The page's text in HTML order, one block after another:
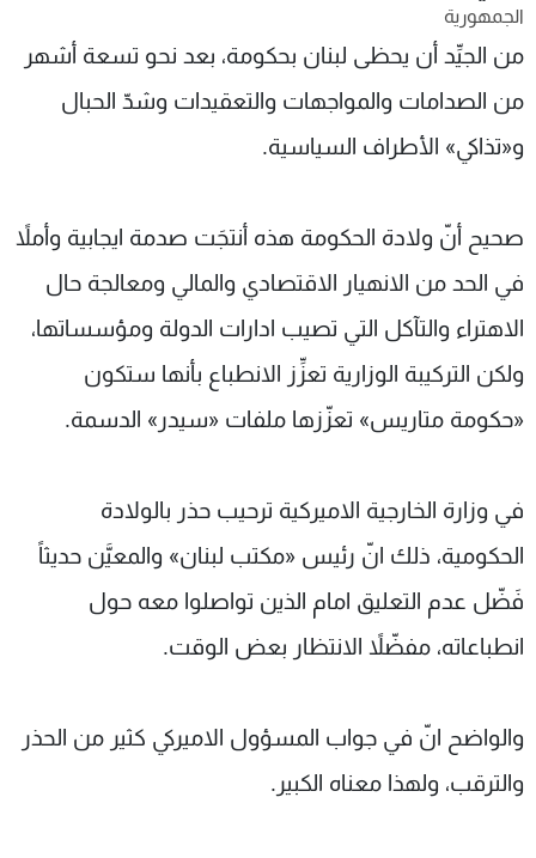
الجمهورية
من الجيِّد أن يحظى لبنان بحكومة، بعد نحو تسعة أشهر
من الصدامات والمواجهات والتعقيدات وشدّ الحبال
و«تذاكي» الأطراف السياسية.
صحيح أنّ ولادة الحكومة هذه أنتجَت صدمة ايجابية وأملاً
في الحد من الانهيار الاقتصادي والمالي ومعالجة حال
الاهتراء والتآكل التي تصيب ادارات الدولة ومؤسساتها،
ولكن التركيبة الوزارية تعزِّز الانطباع بأنها ستكون
«حكومة متاريس» تعزّزها ملفات «سيدر» الدسمة.
في وزارة الخارجية الاميركية ترحيب حذر بالولادة
الحكومية، ذلك انّ رئيس «مكتب لبنان» والمعيَّن حديثاً
فَضّل عدم التعليق امام الذين تواصلوا معه حول
انطباعاته، مفضّلاً الانتظار بعض الوقت.
والواضح انّ في جواب المسؤول الاميركي كثير من الحذر
والترقب، ولهذا معناه الكبير.
شاهد البرامج
الترددات
عن MTV
الإنـتـاج
وظائف
تواصل معنا